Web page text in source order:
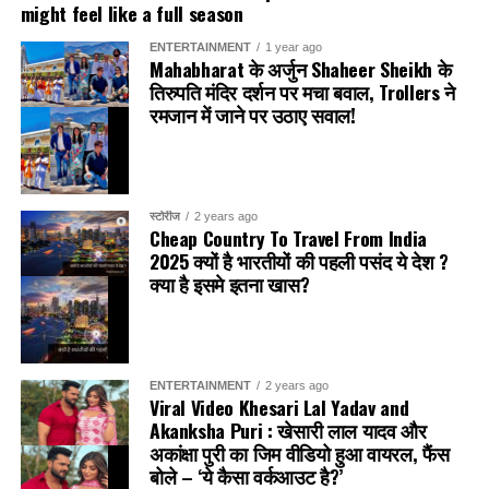
का आकलन कर रही है और जल्द ही जवाबी कदम उठा सकती है।
2019 में, जब ट्रंप प्रशासन ने भारत के व्यापारिक लाभों को कम
देश भर में शोक की लहर
Dr. Manmohan Singh के निधन की खबर से पूरे देश में शोक की लहर
दौड़ गई। राजनीतिक दलों के नेताओं, अभिनेताओं, उद्योगपतियों और आम
जनता सभी ने उनके निधन पर गहरा दुख व्यक्त किया।
प्रधानमंत्री नरेंद्र मोदी ने उन्हें श्रद्धांजलि देते हुए कहा, “डॉ.
मनमोहन सिंह के योगदान को हमेशा याद रखा जाएगा। वे भारतीय
might feel like a full season
ENTERTAINMENT 1 year ago
Mahabharat के अर्जुन Shaheer Sheikh के
तिरुपति मंदिर दर्शन पर मचा बवाल, Trollers ने
रमजान में जाने पर उठाए सवाल!
स्टोरीज 2 years ago
Cheap Country To Travel From India
2025 क्यों है भारतीयों की पहली पसंद ये देश ?
क्या है इसमे इतना खास?
ENTERTAINMENT 2 years ago
Viral Video Khesari Lal Yadav and
Akanksha Puri : खेसारी लाल यादव और
अकांक्षा पुरी का जिम वीडियो हुआ वायरल, फैंस
बोले – ‘ये कैसा वर्कआउट है?’